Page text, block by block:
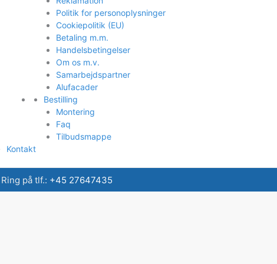
Politik for personoplysninger
Cookiepolitik (EU)
Betaling m.m.
Handelsbetingelser
Om os m.v.
Samarbejdspartner
Alufacader
Bestilling
Montering
Faq
Tilbudsmappe
Kontakt
på tlf.: +45 27647435